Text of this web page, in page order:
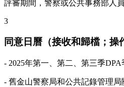
評審期間，警察或公共事務部人
3
同意日曆（接收和歸檔；操
- 2025年第一、第二、第三季
- 舊金山警察局和公共記錄管理